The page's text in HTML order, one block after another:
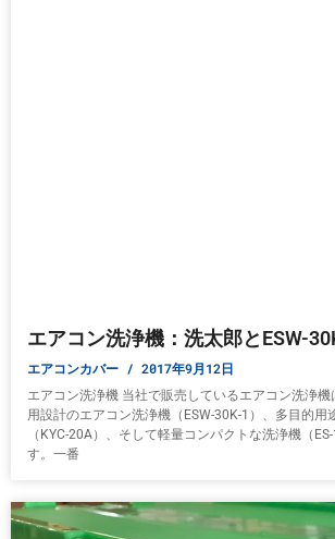
エアコン洗浄機：洗太郎とESW-
エアコンカバー 2017年9月12日
エアコン洗浄機 当社で販売しているエアコン洗浄
用設計のエアコン洗浄機（ESW-30K-1）、多目的用
（KYC-20A）、そして軽量コンパクトな洗浄機（
す。一番